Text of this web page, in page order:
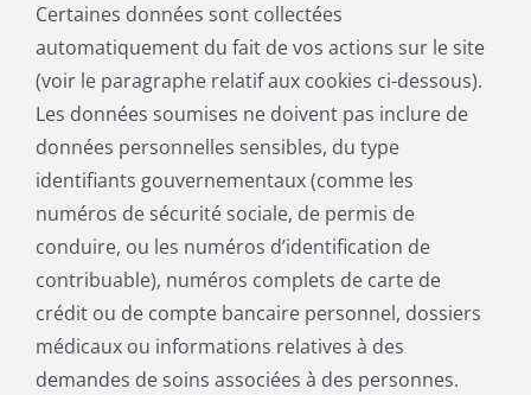
Certaines données sont collectées
automatiquement du fait de vos actions sur le site
(voir le paragraphe relatif aux cookies ci-dessous).
Les données soumises ne doivent pas inclure de
données personnelles sensibles, du type
identifiants gouvernementaux (comme les
numéros de sécurité sociale, de permis de
conduire, ou les numéros d’identification de
contribuable), numéros complets de carte de
crédit ou de compte bancaire personnel, dossiers
médicaux ou informations relatives à des
demandes de soins associées à des personnes.